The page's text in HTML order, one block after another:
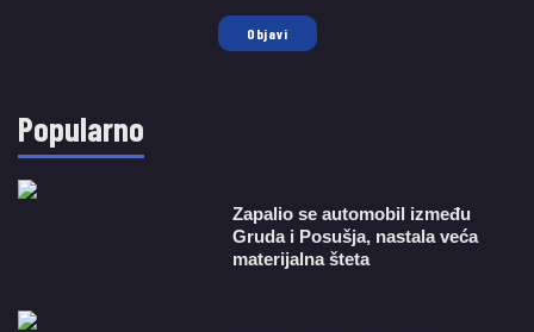
Objavi
Popularno
Zapalio se automobil između
Gruda i Posušja, nastala veća
materijalna šteta